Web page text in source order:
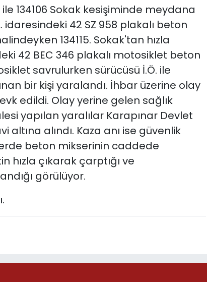
134106 Sokak kesişiminde meydana
idaresindeki 42 SZ 958 plakalı beton
134115. Sokak'tan hızla
42 BEC 346 plakalı motosiklet beton
savrulurken sürücüsü İ.Ö. ile
bir kişi yaralandı. İhbar üzerine olay
edildi. Olay yerine gelen sağlık
yapılan yaralılar Karapınar Devlet
alındı. Kaza anı ise güvenlik
beton mikserinin caddede
çıkarak çarptığı ve
görülüyor.